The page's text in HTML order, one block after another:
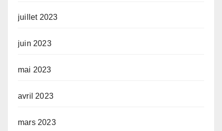
juillet 2023
juin 2023
mai 2023
avril 2023
mars 2023